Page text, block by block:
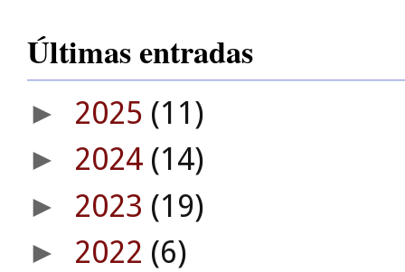
Últimas entradas
► 2025 (11)
► 2024 (14)
► 2023 (19)
► 2022 (6)